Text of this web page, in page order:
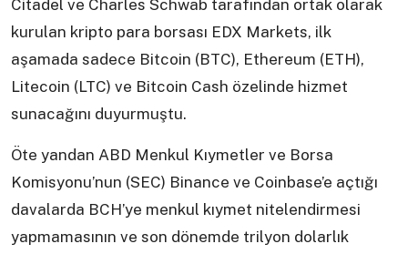
Citadel ve Charles Schwab tarafından ortak olarak
kurulan kripto para borsası EDX Markets, ilk
aşamada sadece Bitcoin (BTC), Ethereum (ETH),
Litecoin (LTC) ve Bitcoin Cash özelinde hizmet
sunacağını duyurmuştu.
Öte yandan ABD Menkul Kıymetler ve Borsa
Komisyonu’nun (SEC) Binance ve Coinbase’e açtığı
davalarda BCH’ye menkul kıymet nitelendirmesi
yapmamasının ve son dönemde trilyon dolarlık